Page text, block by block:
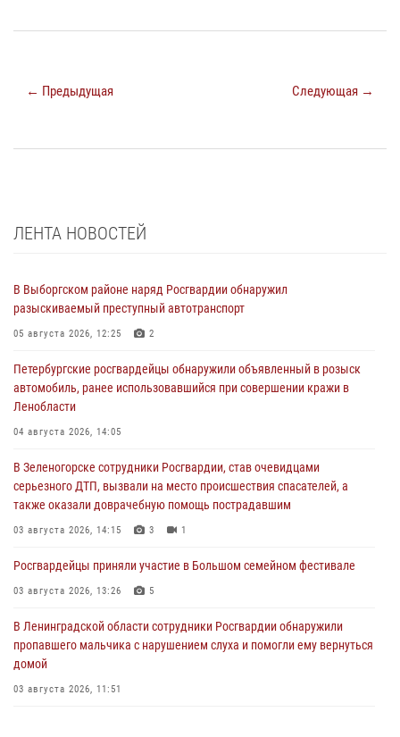
← Предыдущая Следующая →
ЛЕНТА НОВОСТЕЙ
В Выборгском районе наряд Росгвардии обнаружил
разыскиваемый преступный автотранспорт
05 августа 2026, 12:25 2
Петербургские росгвардейцы обнаружили объявленный в розыск
автомобиль, ранее использовавшийся при совершении кражи в
Ленобласти
04 августа 2026, 14:05
В Зеленогорске сотрудники Росгвардии, став очевидцами
серьезного ДТП, вызвали на место происшествия спасателей, а
также оказали доврачебную помощь пострадавшим
03 августа 2026, 14:15 3 1
Росгвардейцы приняли участие в Большом семейном фестивале
03 августа 2026, 13:26 5
В Ленинградской области сотрудники Росгвардии обнаружили
пропавшего мальчика с нарушением слуха и помогли ему вернуться
домой
03 августа 2026, 11:51